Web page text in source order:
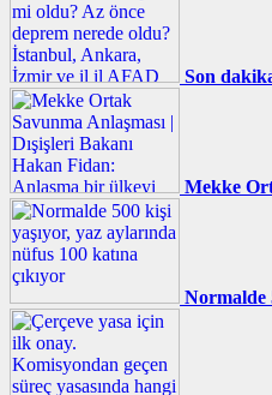
Son
Mekke
Normalde